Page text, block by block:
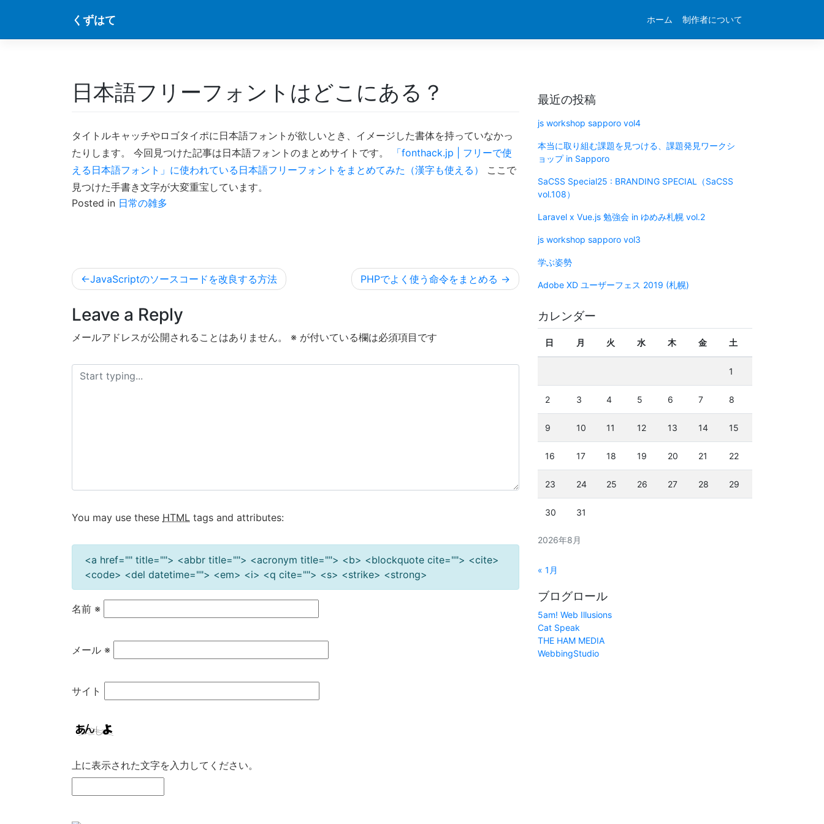
content
くずはて ホーム 制作者について
日本語フリーフォントはどこにある？
タイトルキャッチやロゴタイポに日本語フォントが欲しいとき、イメージした書体を持っていなかっ
たりします。 今回見つけた記事は日本語フォントのまとめサイトです。
「fonthack.jp | フリーで使
える日本語フォント」に使われている日本語フリーフォントをまとめてみた（漢字も使える）
ここで
見つけた手書き文字が大変重宝しています。
Posted in 日常の雑多
投
ナ
ビ
ゲ
ー
JavaScriptのソースコードを改良する方法 PHPでよく使う命令をまとめる
Leave a Reply
メールアドレスが公開されることはありません。 ※ が付いている欄は必須項目です
You may use these HTML tags and attributes:
<a href="" title=""> <abbr title=""> <acronym title=""> <b> <blockquote cite=""> <cite>
<code> <del datetime=""> <em> <i> <q cite=""> <s> <strike> <strong>
名前 ※
メール ※
サイト
上に表示された文字を入力してください。
最近の投稿
js workshop sapporo vol4
本当に取り組む課題を見つける、課題発見ワークシ
ョップ in Sapporo
SaCSS Special25 : BRANDING SPECIAL（SaCSS
vol.108）
Laravel x Vue.js 勉強会 in ゆめみ札幌 vol.2
js workshop sapporo vol3
学ぶ姿勢
Adobe XD ユーザーフェス 2019 (札幌)
カレンダー
2026年8月
日 月 火 水 木 金 土
1
2 3 4 5 6 7 8
9 10 11 12 13 14 15
16 17 18 19 20 21 22
23 24 25 26 27 28 29
30 31
« 1月
ブログロール
5am! Web Illusions
Cat Speak
THE HAM MEDIA
WebbingStudio